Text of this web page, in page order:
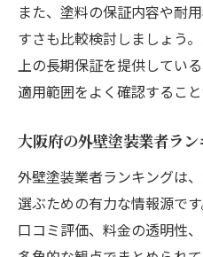
外壁塗装の口コミ
評判の良い外壁塗
ック
悪質な外壁塗装業
外壁塗装会社ラン
指標
大阪府の外壁塗装で後
また、塗料の保証内容や耐
すさも比較検討しましょう
上の長期保証を提供してい
適用範囲をよく確認するこ
大阪府の外壁塗装業者ラ
外壁塗装業者ランキングは
選ぶための有力な情報源で
口コミ評価、料金の透明性